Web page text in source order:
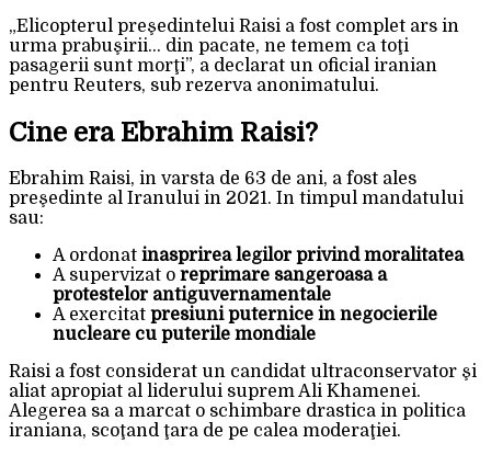
„Elicopterul preşedintelui Raisi a fost complet ars in
urma prabuşirii… din pacate, ne temem ca toţi
pasagerii sunt morţi”, a declarat un oficial iranian
pentru Reuters, sub rezerva anonimatului.
Cine era Ebrahim Raisi?
Ebrahim Raisi, in varsta de 63 de ani, a fost ales
preşedinte al Iranului in 2021. In timpul mandatului
sau:
A ordonat inasprirea legilor privind moralitatea
A supervizat o reprimare sangeroasa a
protestelor antiguvernamentale
A exercitat presiuni puternice in negocierile
nucleare cu puterile mondiale
Raisi a fost considerat un candidat ultraconservator şi
aliat apropiat al liderului suprem Ali Khamenei.
Alegerea sa a marcat o schimbare drastica in politica
iraniana, scoţand ţara de pe calea moderaţiei.